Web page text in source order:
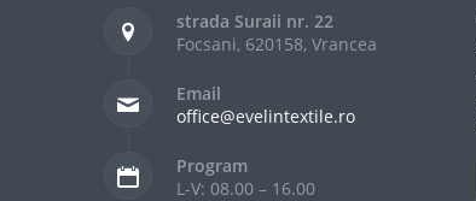
strada Suraii nr. 22
Focsani, 620158, Vrancea
Email
office@evelintextile.ro
Program
L-V: 08.00 – 16.00